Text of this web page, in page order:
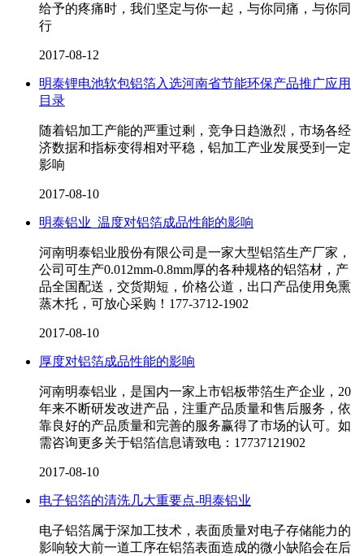
给予的疼痛时，我们坚定与你一起，与你同痛，与你同
行
2017-08-12
明泰锂电池软包铝箔入选河南省节能环保产品推广应用
目录
随着铝加工产能的严重过剩，竞争日趋激烈，市场各经
济数据和指标变得相对平稳，铝加工产业发展受到一定
影响
2017-08-10
明泰铝业_温度对铝箔成品性能的影响
河南明泰铝业股份有限公司是一家大型铝箔生产厂家，
公司可生产0.012mm-0.8mm厚的各种规格的铝箔材，产
品全国配送，交货期短，价格公道，出口产品使用免熏
蒸木托，可放心采购！​177-3712-1902
2017-08-10
厚度对铝箔成品性能的影响
河南明泰铝业，是国内一家上市铝板带箔生产企业，20
年来不断研发改进产品，注重产品质量和售后服务，依
靠良好的产品质量和完善的服务赢得了市场的认可。如
需咨询更多关于铝箔信息请致电：17737121902
2017-08-10
电子铝箔的清洗几大重要点-明泰铝业
电子铝箔属于深加工技术，表面质量对电子存储能力的
影响较大前一道工序在铝箔表面造成的微小缺陷会在后